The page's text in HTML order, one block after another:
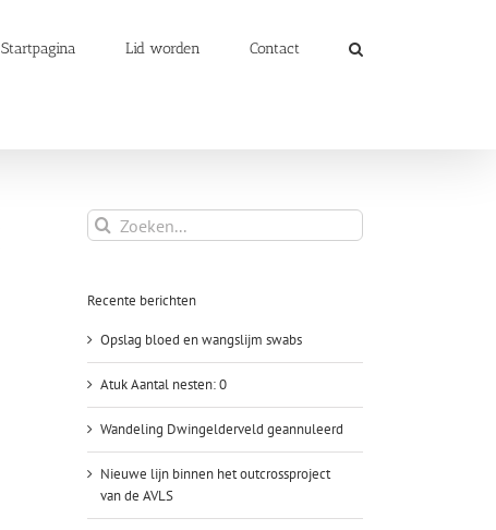
Startpagina Lid worden Contact
Zoeken
naar:
Recente berichten
Opslag bloed en wangslijm swabs
Atuk Aantal nesten: 0
Wandeling Dwingelderveld geannuleerd
Nieuwe lijn binnen het outcrossproject
van de AVLS